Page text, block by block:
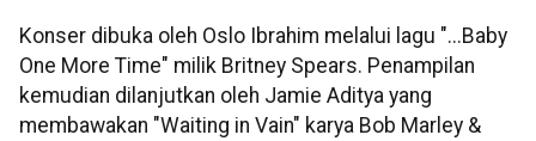
Konser dibuka oleh Oslo Ibrahim melalui lagu "...Baby
One More Time" milik Britney Spears. Penampilan
kemudian dilanjutkan oleh Jamie Aditya yang
membawakan "Waiting in Vain" karya Bob Marley &